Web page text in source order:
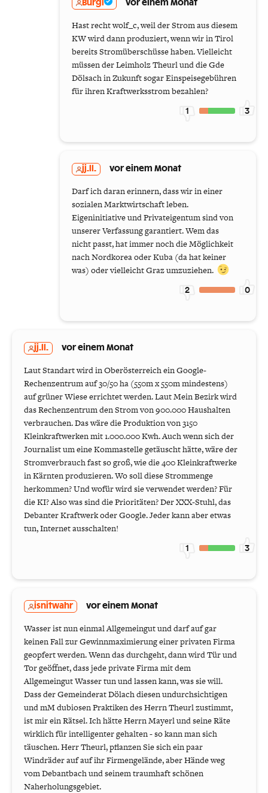
Burgi vor einem Monat
Hast recht wolf_c, weil der Strom aus diesem
KW wird dann produziert, wenn wir in Tirol
bereits Stromüberschüsse haben. Vielleicht
müssen der Leimholz Theurl und die Gde
Dölsach in Zukunft sogar Einspeisegebühren
für ihren Kraftwerksstrom bezahlen?
1 3
jj.ll. vor einem Monat
Darf ich daran erinnern, dass wir in einer
sozialen Marktwirtschaft leben.
Eigeninitiative und Privateigentum sind von
unserer Verfassung garantiert. Wem das
nicht passt, hat immer noch die Möglichkeit
nach Nordkorea oder Kuba (da hat keiner
was) oder vielleicht Graz umzuziehen.
2 0
jj.ll. vor einem Monat
Laut Standart wird in Oberösterreich ein Google-
Rechenzentrum auf 30/50 ha (550m x 550m mindestens)
auf grüner Wiese errichtet werden. Laut Mein Bezirk wird
das Rechenzentrum den Strom von 900.000 Haushalten
verbrauchen. Das wäre die Produktion von 3150
Kleinkraftwerken mit 1.000.000 Kwh. Auch wenn sich der
Journalist um eine Kommastelle getäuscht hätte, wäre der
Stromverbrauch fast so groß, wie die 400 Kleinkraftwerke
in Kärnten produzieren. Wo soll diese Strommenge
herkommen? Und wofür wird sie verwendet werden? Für
die KI? Also was sind die Prioritäten? Der XXX-Stuhl, das
Debanter Kraftwerk oder Google. Jeder kann aber etwas
tun, Internet ausschalten!
1 3
isnitwahr vor einem Monat
Wasser ist nun einmal Allgemeingut und darf auf gar
keinen Fall zur Gewinnmaximierung einer privaten Firma
geopfert werden. Wenn das durchgeht, dann wird Tür und
Tor geöffnet, dass jede private Firma mit dem
Allgemeingut Wasser tun und lassen kann, was sie will.
Dass der Gemeinderat Dölach diesen undurchsichtigen
und mM dubiosen Praktiken des Herrn Theurl zustimmt,
ist mir ein Rätsel. Ich hätte Herrn Mayerl und seine Räte
wirklich für intelligenter gehalten - so kann man sich
täuschen. Herr Theurl, pflanzen Sie sich ein paar
Windräder auf auf ihr Firmengelände, aber Hände weg
vom Debantbach und seinem traumhaft schönen
Naherholungsgebiet.